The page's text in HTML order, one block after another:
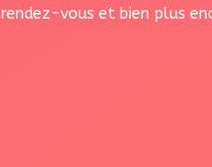
rendez-vous et bien plus